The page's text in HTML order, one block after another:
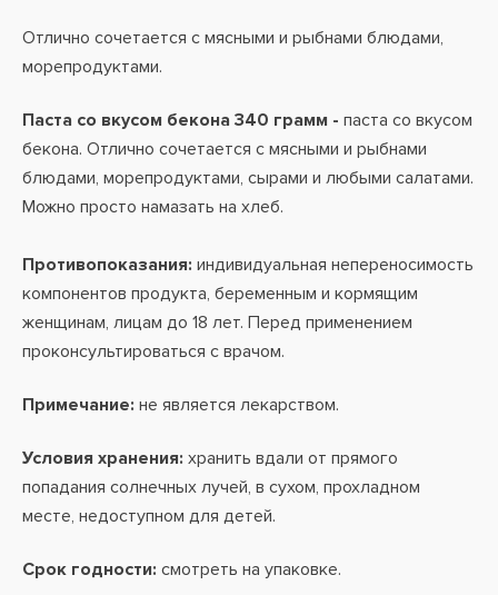
Отлично сочетается с мясными и рыбнами блюдами,
морепродуктами.
Паста со вкусом бекона 340 грамм - паста со вкусом
бекона. Отлично сочетается с мясными и рыбнами
блюдами, морепродуктами, сырами и любыми салатами.
Можно просто намазать на хлеб.
Противопоказания: индивидуальная непереносимость
компонентов продукта, беременным и кормящим
женщинам, лицам до 18 лет. Перед применением
проконсультироваться с врачом.
Примечание: не является лекарством.
Условия хранения: хранить вдали от прямого
попадания солнечных лучей, в сухом, прохладном
месте, недоступном для детей.
Срок годности: смотреть на упаковке.